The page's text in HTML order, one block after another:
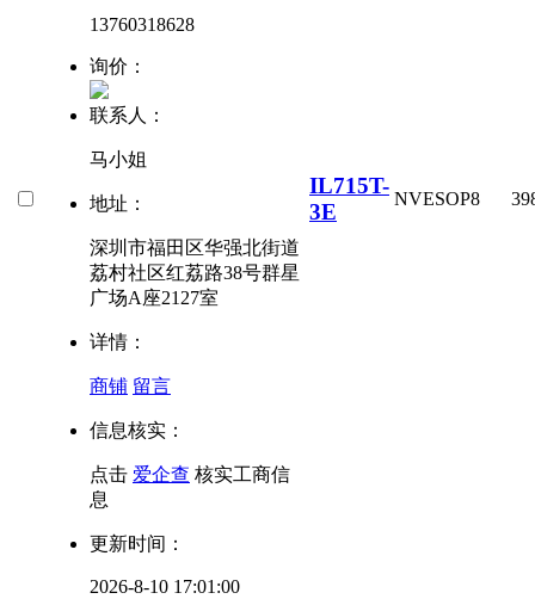
13760318628
询价：
联系人：
马小姐
地址：
深圳市福田区华强北街道
荔村社区红荔路38号群星
广场A座2127室
详情：
商铺 留言
信息核实：
点击 爱企查 核实工商信
息
更新时间：
2026-8-10 17:01:00
IL715T-
3E
NVESOP8